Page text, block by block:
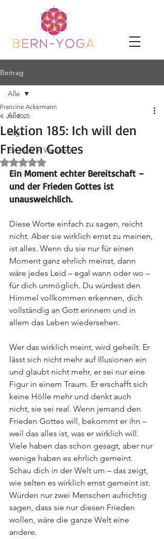
Beitrag
Alle
Yoga
Ein Kurs in Wundern
Alle
Lektion 185: Ich will den
Frieden Gottes
Francine Ackermann
4. Juli 2025
Mit NaN von 5 Sternen bewertet.
Ein Moment echter Bereitschaft –
und der Frieden Gottes ist
unausweichlich.
Diese Worte einfach zu sagen, reicht
nicht. Aber sie wirklich ernst zu meinen,
ist alles. Wenn du sie nur für einen
Moment ganz ehrlich meinst, dann
wäre jedes Leid – egal wann oder wo –
für dich unmöglich. Du würdest den
Himmel vollkommen erkennen, dich
vollständig an Gott erinnern und in
allem das Leben wiedersehen.
Wer das wirklich meint, wird geheilt. Er
lässt sich nicht mehr auf Illusionen ein
und glaubt nicht mehr, er sei nur eine
Figur in einem Traum. Er erschafft sich
keine Hölle mehr und denkt auch
nicht, sie sei real. Wenn jemand den
Frieden Gottes will, bekommt er ihn –
weil das alles ist, was er wirklich will.
Viele haben das schon gesagt, aber nur
wenige haben es ehrlich gemeint.
Schau dich in der Welt um – das zeigt,
wie selten es wirklich ernst gemeint ist.
Würden nur zwei Menschen aufrichtig
sagen, dass sie nur diesen Frieden
wollen, wäre die ganze Welt eine
andere.